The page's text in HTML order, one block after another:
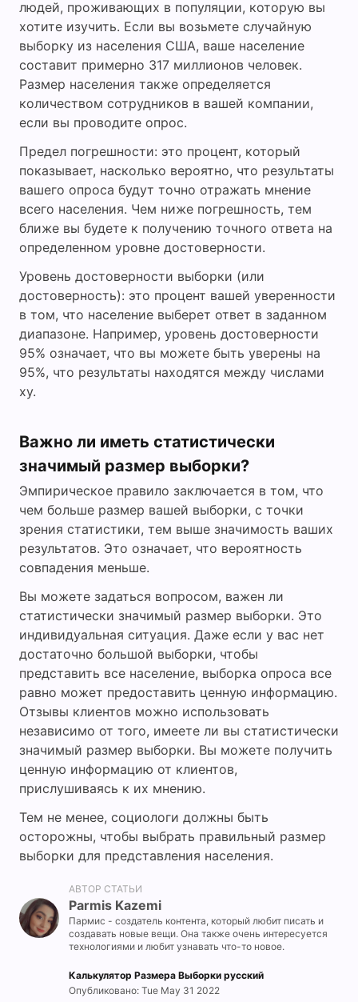
людей, проживающих в популяции, которую вы
хотите изучить. Если вы возьмете случайную
выборку из населения США, ваше население
составит примерно 317 миллионов человек.
Размер населения также определяется
количеством сотрудников в вашей компании,
если вы проводите опрос.
Предел погрешности: это процент, который
показывает, насколько вероятно, что результаты
вашего опроса будут точно отражать мнение
всего населения. Чем ниже погрешность, тем
ближе вы будете к получению точного ответа на
определенном уровне достоверности.
Уровень достоверности выборки (или
достоверность): это процент вашей уверенности
в том, что население выберет ответ в заданном
диапазоне. Например, уровень достоверности
95% означает, что вы можете быть уверены на
95%, что результаты находятся между числами
xy.
Важно ли иметь статистически
значимый размер выборки?
Эмпирическое правило заключается в том, что
чем больше размер вашей выборки, с точки
зрения статистики, тем выше значимость ваших
результатов. Это означает, что вероятность
совпадения меньше.
Вы можете задаться вопросом, важен ли
статистически значимый размер выборки. Это
индивидуальная ситуация. Даже если у вас нет
достаточно большой выборки, чтобы
представить все население, выборка опроса все
равно может предоставить ценную информацию.
Отзывы клиентов можно использовать
независимо от того, имеете ли вы статистически
значимый размер выборки. Вы можете получить
ценную информацию от клиентов,
прислушиваясь к их мнению.
Тем не менее, социологи должны быть
осторожны, чтобы выбрать правильный размер
выборки для представления населения.
АВТОР СТАТЬИ
Parmis Kazemi
Пармис - создатель контента, который любит писать и
создавать новые вещи. Она также очень интересуется
технологиями и любит узнавать что-то новое.
Калькулятор Размера Выборки русский
Опубликовано: Tue May 31 2022